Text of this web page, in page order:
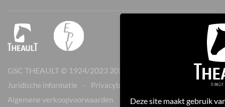
GSC THEAULT © 1924/2023 2026
Juridische informatie Privacybeleid
Algemene verkoopvoorwaarden
Deze site maakt gebruik